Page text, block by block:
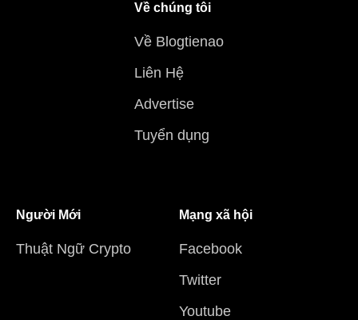
Về chúng tôi
Về Blogtienao
Liên Hệ
Advertise
Tuyển dụng
Người Mới
Thuật Ngữ Crypto
Mạng xã hội
Facebook
Twitter
Youtube